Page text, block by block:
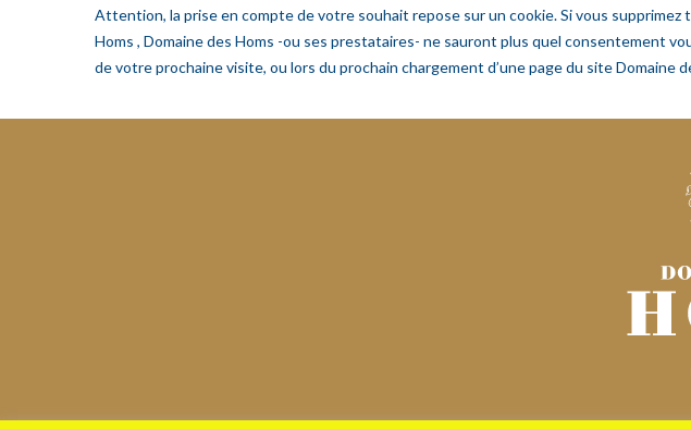
Attention, la prise en compte de votre souhait repose sur un cookie. Si vous
Homs , Domaine des Homs -ou ses prestataires- ne sauront plus quel consentement
de votre prochaine visite, ou lors du prochain chargement d’une page du site Domaine